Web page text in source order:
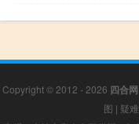
Copyright © 2012 - 2026 四合网
图 | 疑